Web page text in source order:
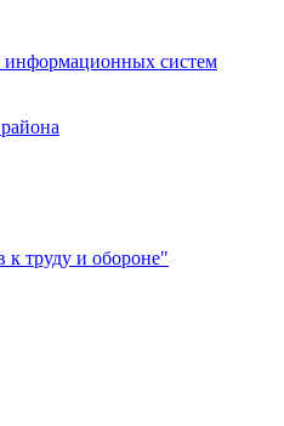
информационных систем
к труду и обороне"